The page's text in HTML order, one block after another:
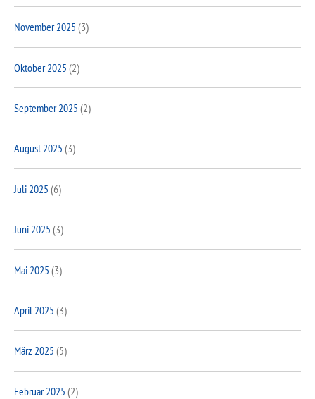
November 2025 (3)
Oktober 2025 (2)
September 2025 (2)
August 2025 (3)
Juli 2025 (6)
Juni 2025 (3)
Mai 2025 (3)
April 2025 (3)
März 2025 (5)
Februar 2025 (2)